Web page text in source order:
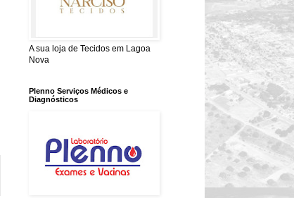
A sua loja de Tecidos em Lagoa
Nova
Plenno Serviços Médicos e
Diagnósticos